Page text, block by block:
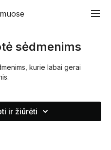
sėdmenims
kurie labai gerai
ir žiūrėti